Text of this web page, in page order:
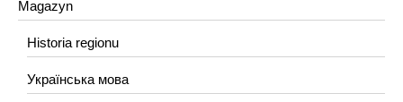
Magazyn
Historia regionu
Українська мова